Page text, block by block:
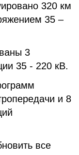
320 км
35 –
3
35 - 220 кВ.
и 8
все